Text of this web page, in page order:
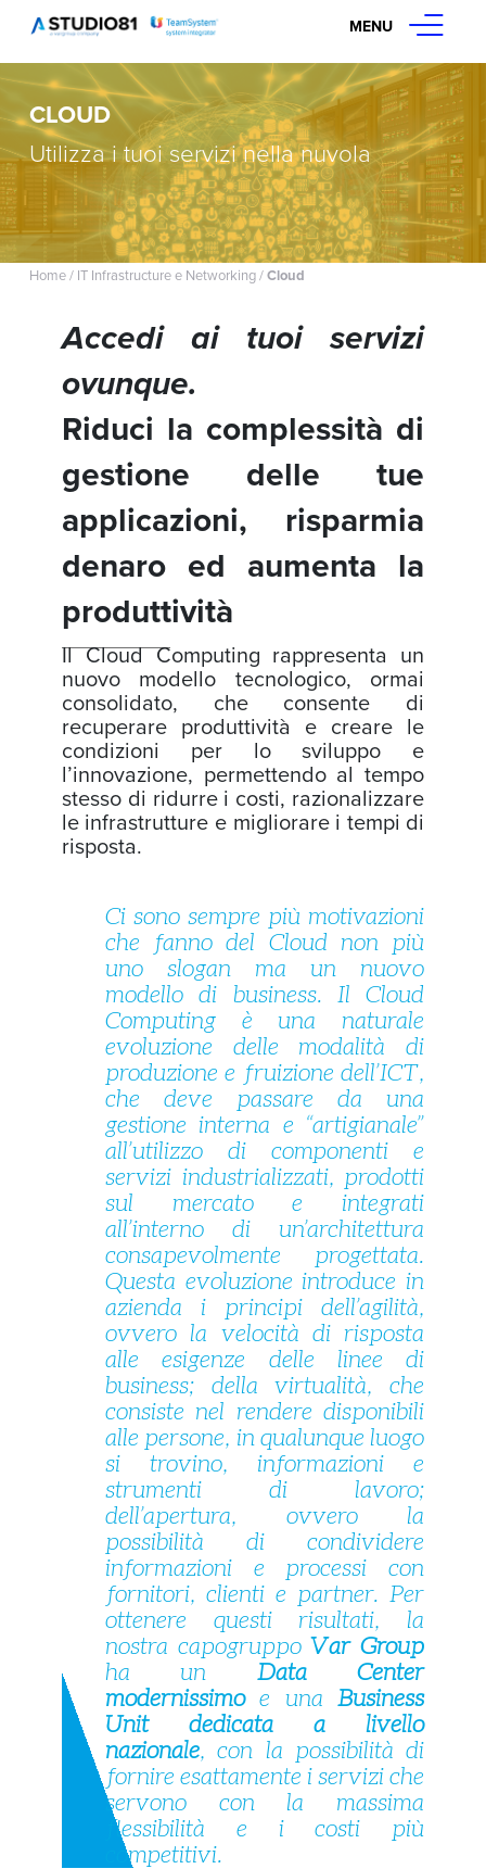
MENU
CLOUD
Utilizza i tuoi servizi nella nuvola
Home/ IT Infrastructure e Networking/Cloud
Accedi ai tuoi servizi
ovunque.
Riduci la complessità di
gestione delle tue
applicazioni, risparmia
denaro ed aumenta la
produttività
Il Cloud Computing rappresenta un
nuovo modello tecnologico, ormai
consolidato, che consente di
recuperare produttività e creare le
condizioni per lo sviluppo e
l’innovazione, permettendo al tempo
stesso di ridurre i costi, razionalizzare
le infrastrutture e migliorare i tempi di
risposta.
Ci sono sempre più motivazioni
che fanno del Cloud non più
uno slogan ma un nuovo
modello di business. Il Cloud
Computing è una naturale
evoluzione delle modalità di
produzione e fruizione dell’ICT,
che deve passare da una
gestione interna e “artigianale”
all’utilizzo di componenti e
servizi industrializzati, prodotti
sul mercato e integrati
all’interno di un’architettura
consapevolmente progettata.
Questa evoluzione introduce in
azienda i principi dell’agilità,
ovvero la velocità di risposta
alle esigenze delle linee di
business; della virtualità, che
consiste nel rendere disponibili
alle persone, in qualunque luogo
si trovino, informazioni e
strumenti di lavoro;
dell’apertura, ovvero la
possibilità di condividere
informazioni e processi con
fornitori, clienti e partner. Per
ottenere questi risultati, la
nostra capogruppoVar Group
ha un Data Center
modernissimoe unaBusiness
Unit dedicata a livello
nazionale, con la possibilità di
fornire esattamente i servizi che
servono con la massima
flessibilità e i costi più
competitivi.